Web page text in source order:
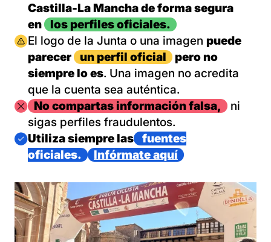
Castilla-La Mancha de forma segura
en
los perfiles oficiales.
Imagen
El logo de la Junta o una imagen puede
parecer
un perfil oficial
pero no
siempre lo es. Una imagen no acredita
que la cuenta sea auténtica.
ImagenNo compartas información falsa,
ni
sigas perfiles fraudulentos.
Imagen
Utiliza siempre las
fuentes
oficiales.
Infórmate aquí